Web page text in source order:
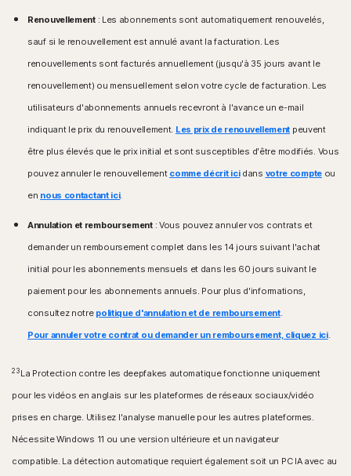
Renouvellement : Les abonnements sont automatiquement renouvelés,
sauf si le renouvellement est annulé avant la facturation. Les
renouvellements sont facturés annuellement (jusqu'à 35 jours avant le
renouvellement) ou mensuellement selon votre cycle de facturation. Les
utilisateurs d'abonnements annuels recevront à l'avance un e-mail
indiquant le prix du renouvellement. Les prix de renouvellement peuvent
être plus élevés que le prix initial et sont susceptibles d'être modifiés. Vous
pouvez annuler le renouvellement comme décrit icidans votre compteou
en nous contactant ici.
Annulation et remboursement: Vous pouvez annuler vos contrats et
demander un remboursement complet dans les 14 jours suivant l'achat
initial pour les abonnements mensuels et dans les 60 jours suivant le
paiement pour les abonnements annuels. Pour plus d'informations,
consultez notre politique d'annulation et de remboursement.
Pour annuler votre contrat ou demander un remboursement, cliquez ici.
23 La Protection contre les deepfakes automatique fonctionne uniquement
pour les vidéos en anglais sur les plateformes de réseaux sociaux/vidéo
prises en charge. Utilisez l'analyse manuelle pour les autres plateformes.
Nécessite Windows 11 ou une version ultérieure et un navigateur
compatible. La détection automatique requiert également soit un PC IA avec au